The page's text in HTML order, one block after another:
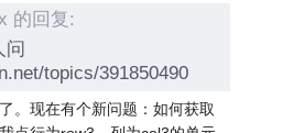
的回复:
问
topics/391850490
。现在有个新问题：如何获取